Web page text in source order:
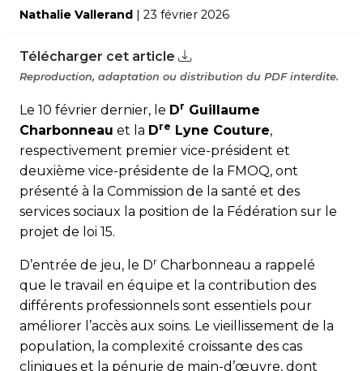
Nathalie Vallerand | 23 février 2026
Télécharger cet article
Reproduction, adaptation ou distribution du PDF interdite.
Le 10 février dernier, le Dr Guillaume
Charbonneau et la Dre Lyne Couture,
respectivement premier vice-président et
deuxième vice-présidente de la FMOQ, ont
présenté à la Commission de la santé et des
services sociaux la position de la Fédération sur le
projet de loi 15.
D’entrée de jeu, le Dr Charbonneau a rappelé
que le travail en équipe et la contribution des
différents professionnels sont essentiels pour
améliorer l’accès aux soins. Le vieillissement de la
population, la complexité croissante des cas
cliniques et la pénurie de main-d’œuvre, dont